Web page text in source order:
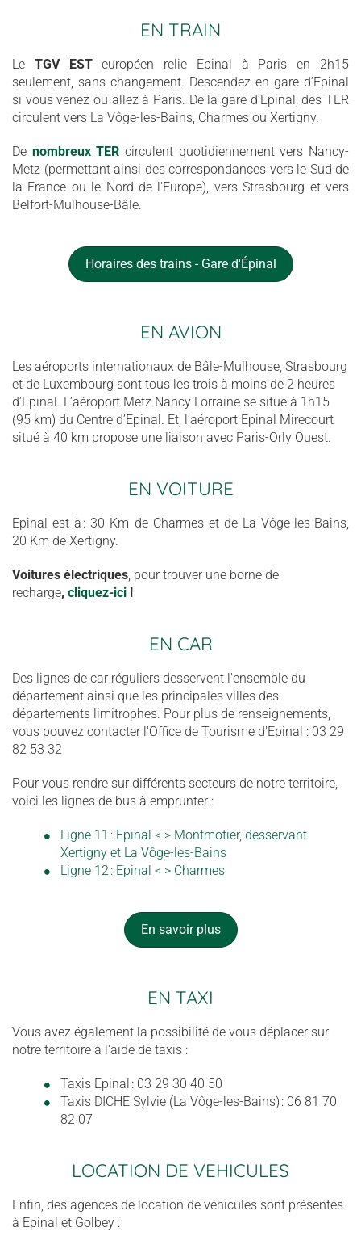
EN TRAIN
Le TGV ESTeuropéen relie Epinal à Paris en 2h15
seulement, sans changement. Descendez en gare d’Epinal
si vous venez ou allez à Paris. De la gare d’Epinal, des TER
circulent vers La Vôge-les-Bains, Charmes ou Xertigny.
De nombreux TERcirculent quotidiennement vers Nancy-
Metz (permettant ainsi des correspondances vers le Sud de
la France ou le Nord de l'Europe), vers Strasbourg et vers
Belfort-Mulhouse-Bâle.
Horaires des trains - Gare d'Épinal
EN AVION
Les aéroports internationaux de Bâle-Mulhouse, Strasbourg
et de Luxembourg sont tous les trois à moins de 2 heures
d’Epinal. L’aéroport Metz Nancy Lorraine se situe à 1h15
(95 km) du Centre d’Epinal. Et, l’aéroport Epinal Mirecourt
situé à 40 km propose une liaison avec Paris-Orly Ouest.
EN VOITURE
Epinal est à : 30 Km de Charmes et de La Vôge-les-Bains,
20 Km de Xertigny.
Voitures électriques, pour trouver une borne de
recharge, cliquez-ici !
EN CAR
Des lignes de car réguliers desservent l'ensemble du
département ainsi que les principales villes des
départements limitrophes. Pour plus de renseignements,
vous pouvez contacter l'Office de Tourisme d'Epinal : 03 29
82 53 32
Pour vous rendre sur différents secteurs de notre territoire,
voici les lignes de bus à emprunter :
Ligne 11 : Epinal < > Montmotier, desservant
Xertigny et La Vôge-les-Bains
Ligne 12 : Epinal < > Charmes
En savoir plus
EN TAXI
Vous avez également la possibilité de vous déplacer sur
notre territoire à l'aide de taxis :
Taxis Epinal : 03 29 30 40 50
Taxis DICHE Sylvie (La Vôge-les-Bains) : 06 81 70
82 07
LOCATION DE VEHICULES
Enfin, des agences de location de véhicules sont présentes
à Epinal et Golbey :